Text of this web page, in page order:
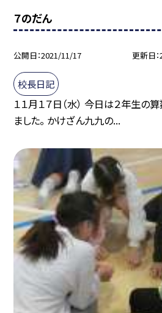
７のだん
公開日 2021/11/17 更新日
校長日記
１１月１７日（水） 今日は２年生の
ました。 かけざん九九の...